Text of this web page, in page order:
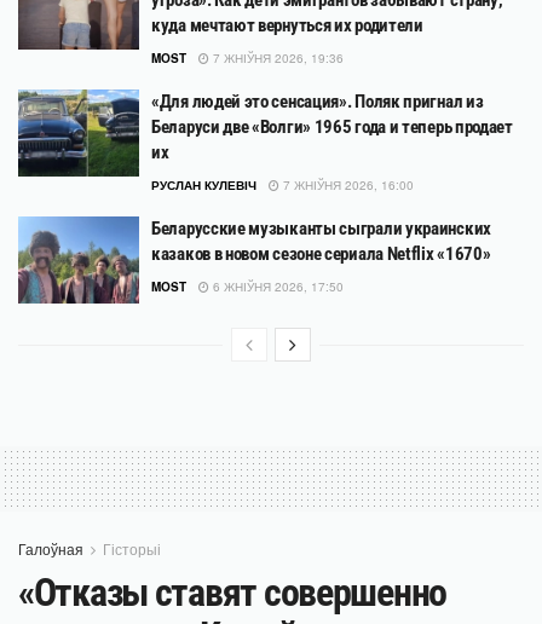
куда мечтают вернуться их родители
MOST 7 ЖНІЎНЯ 2026, 19:36
«Для людей это сенсация». Поляк пригнал из
Беларуси две «Волги» 1965 года и теперь продает
их
РУСЛАН КУЛЕВІЧ 7 ЖНІЎНЯ 2026, 16:00
Беларусские музыканты сыграли украинских
казаков в новом сезоне сериала Netflix «1670»
MOST 6 ЖНІЎНЯ 2026, 17:50
Галоўная Гісторыі
«Отказы ставят совершенно